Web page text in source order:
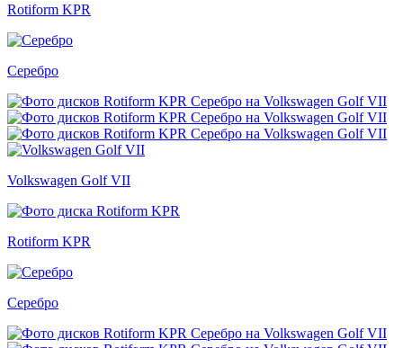
Rotiform KPR
Серебро
Volkswagen Golf VII
Rotiform KPR
Серебро